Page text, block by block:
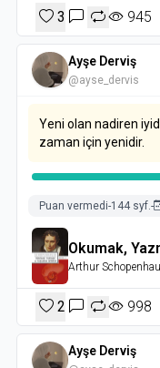
3 945
Ayşe Derviş
@ayse_dervis
Yeni olan nadiren
zaman için yenidir.
Puan vermedi-144 syf.-
Okumak,
Arthur
2 998
Ayşe Derviş